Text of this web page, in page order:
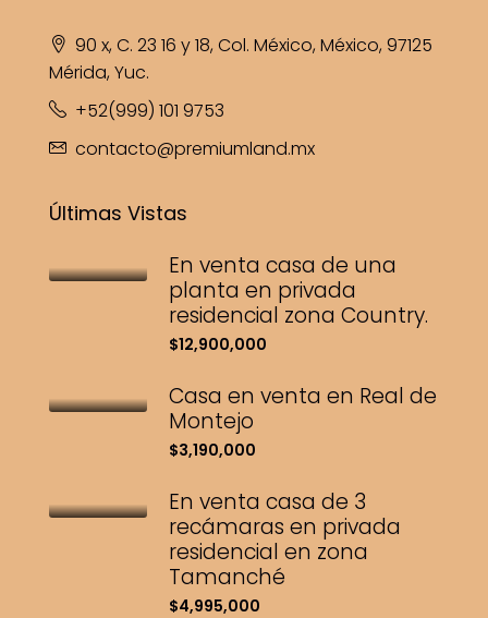
90 x, C. 23 16 y 18, Col. México, México, 97125
Mérida, Yuc.
+52(999) 101 9753
contacto@premiumland.mx
Últimas Vistas
En venta casa de una
planta en privada
residencial zona Country.
$12,900,000
Casa en venta en Real de
Montejo
$3,190,000
En venta casa de 3
recámaras en privada
residencial en zona
Tamanché
$4,995,000